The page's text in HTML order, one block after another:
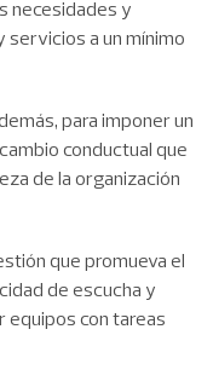
necesidades y
a un mínimo
para imponer un
conductual que
de la organización
que promueva el
de escucha y
equipos con tareas